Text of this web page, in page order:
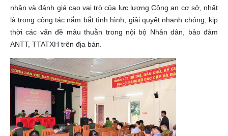
nhận và đánh giá cao vai trò của lực lượng Công an cơ sở, nhất
là trong công tác nắm bắt tình hình, giải quyết nhanh chóng, kịp
thời các vấn đề mâu thuẫn trong nội bộ Nhân dân, bảo đảm
ANTT, TTATXH trên địa bàn.